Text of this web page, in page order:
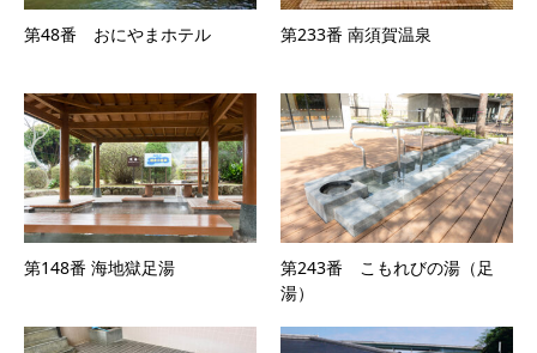
第48番 おにやまホテル 第233番 南須賀温泉
第148番 海地獄足湯
第243番 こもれびの湯（足
湯）